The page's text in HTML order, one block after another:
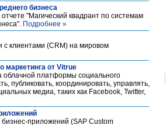
бизнеса
"Магический квадрант по системам
Подробнее »
клиентами (CRM) на мировом
от Vitrue
облачной платформы социального
публиковать, координировать, управлять,
медиа, таких как Facebook, Twitter,
приложений (SAP Custom